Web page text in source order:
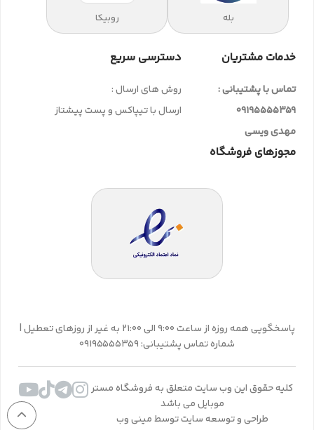
بله روبیکا
خدمات مشتریان
تماس با پشتیبانی :
09195555359
مهدی ویسی
دسترسی سریع
روش های ارسال :
ارسال با تیپاکس و پست پیشتاز
مجوزهای فروشگاه
پاسخگویی همه روزه از ساعت 9:00 الی 21:00 به غیر از روزهای تعطیل |
شماره تماس پشتیبانی: 09195555359
کلیه حقوق این وب سایت متعلق به فروشگاه مستر
موبایل می باشد
طراحی و توسعه سایت توسط مینی وب